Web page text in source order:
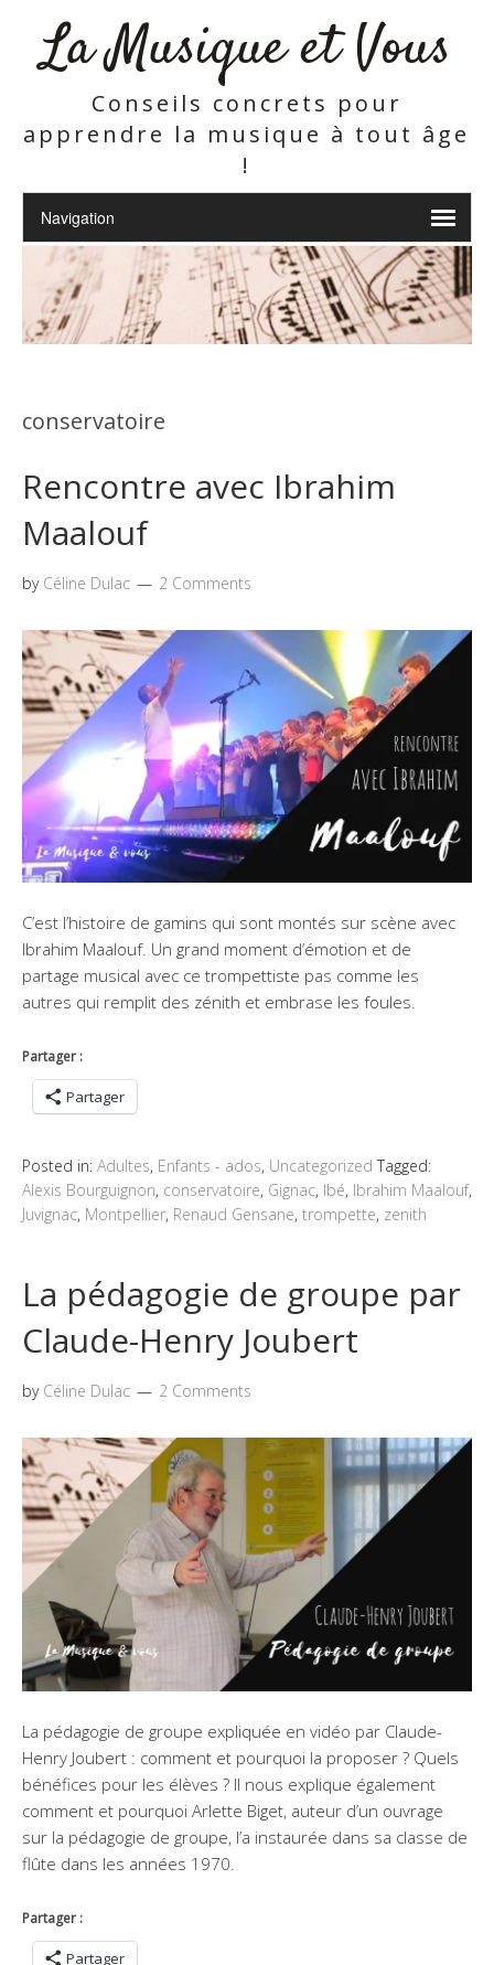
La Musique et Vous
Conseils concrets pour
apprendre la musique à tout âge
!
conservatoire
Rencontre avec Ibrahim
Maalouf
by Céline Dulac 2 Comments
C’est l’histoire de gamins qui sont montés sur scène avec
Ibrahim Maalouf. Un grand moment d’émotion et de
partage musical avec ce trompettiste pas comme les
autres qui remplit des zénith et embrase les foules.
Partager :
Partager
Posted in: Adultes, Enfants - ados, Uncategorized Tagged:
Alexis Bourguignon, conservatoire, Gignac, Ibé, Ibrahim Maalouf,
Juvignac, Montpellier, Renaud Gensane, trompette, zenith
La pédagogie de groupe par
Claude-Henry Joubert
by Céline Dulac 2 Comments
La pédagogie de groupe expliquée en vidéo par Claude-
Henry Joubert : comment et pourquoi la proposer ? Quels
bénéfices pour les élèves ? Il nous explique également
comment et pourquoi Arlette Biget, auteur d’un ouvrage
sur la pédagogie de groupe, l’a instaurée dans sa classe de
flûte dans les années 1970.
Partager :
Partager